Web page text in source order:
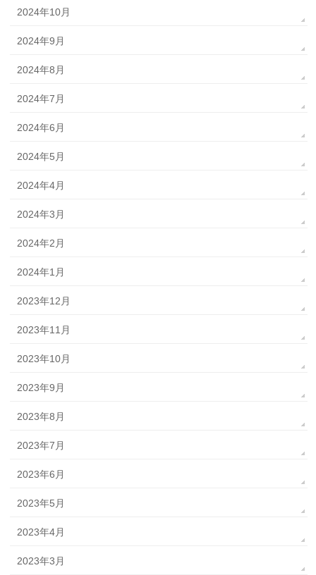
2024年10月
2024年9月
2024年8月
2024年7月
2024年6月
2024年5月
2024年4月
2024年3月
2024年2月
2024年1月
2023年12月
2023年11月
2023年10月
2023年9月
2023年8月
2023年7月
2023年6月
2023年5月
2023年4月
2023年3月